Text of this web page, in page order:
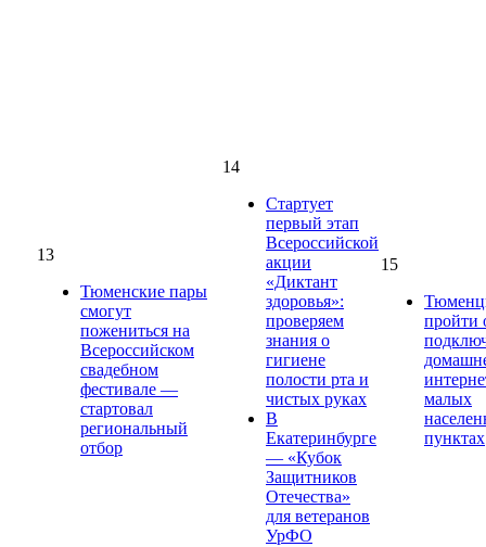
13
Тюменские пары
смогут
пожениться на
Всероссийском
свадебном
фестивале —
стартовал
региональный
отбор
14
Стартует
первый этап
Всероссийской
акции
«Диктант
здоровья»:
проверяем
знания о
гигиене
полости рта и
чистых руках
В
Екатеринбурге
— «Кубок
Защитников
Отечества»
для ветеранов
УрФО
15
пройти
малых
пунктах